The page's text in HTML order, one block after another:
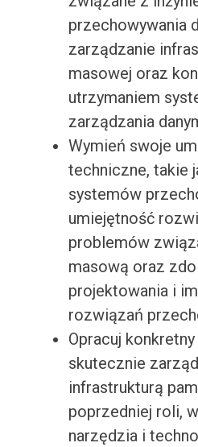
przechowywania
zarządzanie
masowej oraz
utrzymaniem
zarządzania
Wymień swoje
techniczne, takie
systemów
umiejętność
problemów
masową oraz
projektowania i
rozwiązań
Opracuj konkretny
skutecznie
infrastrukturą
poprzedniej roli,
narzędzia i